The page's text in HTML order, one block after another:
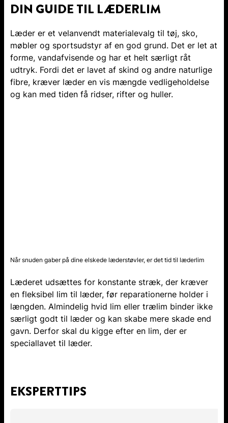
DIN GUIDE TIL LÆDERLIM
Læder er et velanvendt materialevalg til tøj, sko,
møbler og sportsudstyr af en god grund. Det er let at
forme, vandafvisende og har et helt særligt råt
udtryk. Fordi det er lavet af skind og andre naturlige
fibre, kræver læder en vis mængde vedligeholdelse
og kan med tiden få ridser, rifter og huller.
Når snuden gaber på dine elskede læderstøvler, er det tid til læderlim
Læderet udsættes for konstante stræk, der kræver
en fleksibel lim til læder, før reparationerne holder i
længden. Almindelig hvid lim eller trælim binder ikke
særligt godt til læder og kan skabe mere skade end
gavn. Derfor skal du kigge efter en lim, der er
speciallavet til læder.
EKSPERTTIPS